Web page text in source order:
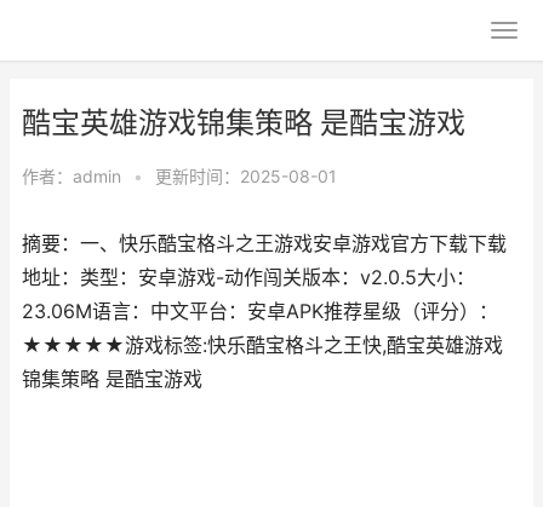
酷宝英雄游戏锦集策略 是酷宝游戏
作者： admin • 更新时间：2025-08-01
摘要：一、快乐酷宝格斗之王游戏安卓游戏官方下载下载
地址：类型：安卓游戏-动作闯关版本：v2.0.5大小：
23.06M语言：中文平台：安卓APK推荐星级（评分）：
★★★★★游戏标签:快乐酷宝格斗之王快,酷宝英雄游戏
锦集策略 是酷宝游戏